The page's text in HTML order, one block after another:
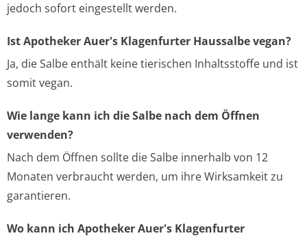
jedoch sofort eingestellt werden.
Ist Apotheker Auer's Klagenfurter Haussalbe vegan?
Ja, die Salbe enthält keine tierischen Inhaltsstoffe und ist
somit vegan.
Wie lange kann ich die Salbe nach dem Öffnen
verwenden?
Nach dem Öffnen sollte die Salbe innerhalb von 12
Monaten verbraucht werden, um ihre Wirksamkeit zu
garantieren.
Wo kann ich Apotheker Auer's Klagenfurter